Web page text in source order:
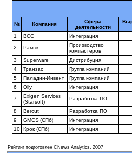
№ Компания
Сфера
деятельности
1 BCC Интеграция
2 Рамэк
Производство
компьютеров
3
Superware
Дистрибуция
4
Транзас
Группа компаний
5
Паладин-Инвент
Группа компаний
6
Olly Интеграция
7
Exigen Services
(Starsoft)
Разработка ПО
8 Bercut
Разработка ПО
9
GMCS (СПб)
Интеграция
10
Крок (СПб) Интеграция
Рейтинг подготовлен CNews Analytics, 2007